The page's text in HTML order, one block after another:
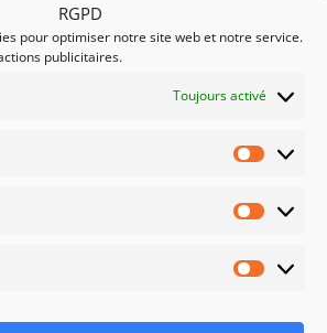
RGPD
pour optimiser notre site web et notre service.
publicitaires.
Toujours activé